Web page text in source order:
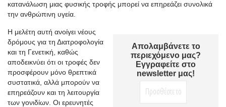
κατανάλωση μιας φυσικής τροφής μπορεί να επηρεάζει συνολικά
την ανθρώπινη υγεία.
Απολαμβάνετε το
περιεχόμενο μας?
Εγγραφείτε στο
newsletter μας!
Η μελέτη αυτή ανοίγει νέους
δρόμους για τη Διατροφολογία
και τη Γενετική, καθώς
αποδεικνύει ότι οι τροφές δεν
προσφέρουν μόνο θρεπτικά
συστατικά, αλλά μπορούν να
επηρεάζουν και τη λειτουργία
των γονιδίων. Οι ερευνητές